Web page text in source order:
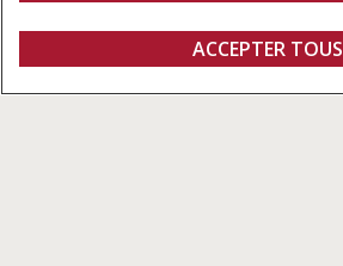
Plates-formes à disques rotatifs
Aperçu Modèles Spécifications
ACCEPTER TOUS